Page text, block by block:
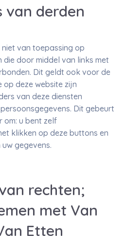
van derden
van toepassing op
door middel van links met
Dit geldt ook voor de
op deze website zijn
van deze diensten
Dit gebeurt
om: u bent zelf
klikken op deze buttons en
gegevens.
rechten;
met Van
Etten